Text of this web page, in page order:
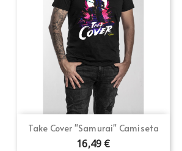
Take Cover "Samurai" Camiseta
16,49 €